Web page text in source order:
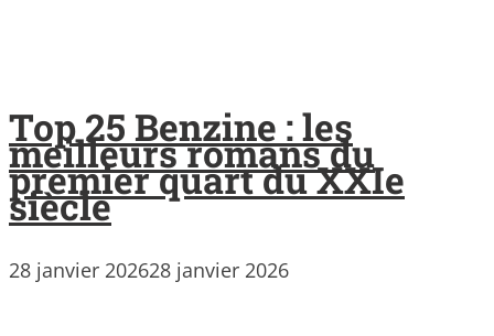
Top 25 Benzine : les
meilleurs romans du
premier quart du XXIe
siècle
28 janvier 202628 janvier 2026